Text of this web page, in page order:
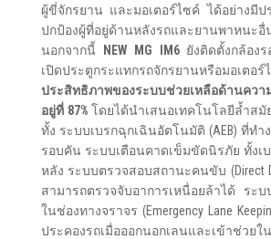
ผู้ขี่จักรยาน และมอเตอร์ไซค์ ได้อย่างมี
ปกป้องผู้ที่อยู่ด้านหลังรถและยานพาหนะอื่
นอกจากนี้
NEW MG IM6ยังติดตั้งกล้องร
เปิดประตูกระแทกรถจักรยานหรือมอเตอ
ประสิทธิภาพของระบบช่วยเหลือด้านควา
อยู่ที่ 87% โดยได้นำเสนอเทคโนโลยีล้ำส
ทั้ง ระบบเบรกฉุกเฉินอัตโนมัติ (AEB) ที่ท
รอบคัน ระบบเตือนคาดเข็มขัดนิรภัย ทั้งเ
หลัง ระบบตรวจสอบสถานะคนขับ (Direct
สามารถตรวจจับอาการเหนื่อยล้าได้ ระ
ในช่องทางจราจร (Emergency Lane
ประคองรถเมื่อออกนอกเลนและเข้าช่ว